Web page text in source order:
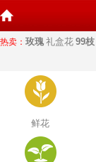
热卖： 玫瑰 礼盒花 99枝
鲜花